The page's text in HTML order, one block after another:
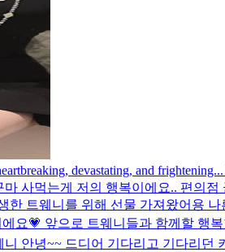
devastating, and
마 사먹는게 저의 행복이에요.. 편의
트웨니를 위해 선물 가져왔어용 나
요💗 앞으로 트웨니들과 함께할 행
니 안녕~~ 드디어 기다리고 기다리던